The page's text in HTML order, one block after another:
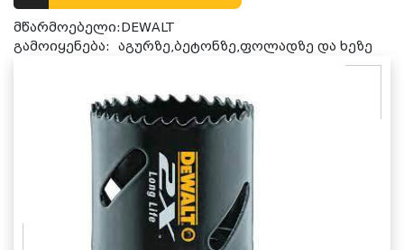
მწარმოებელი:DEWALT
გამოიყენება:
აგურზე,ბეტონზე,ფოლადზე და ხეზე